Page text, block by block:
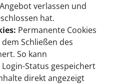
verlassen und
hat.
Permanente Cookies
Schließen des
So kann
Status gespeichert
direkt angezeigt